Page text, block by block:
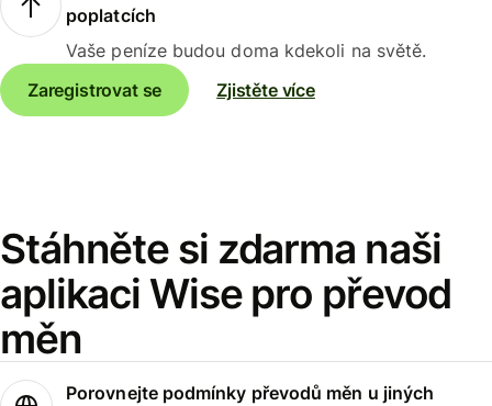
poplatcích
Vaše peníze budou doma kdekoli na světě.
Zaregistrovat se
Zjistěte více
Stáhněte si zdarma naši
aplikaci Wise pro převod
měn
Porovnejte podmínky převodů měn u jiných